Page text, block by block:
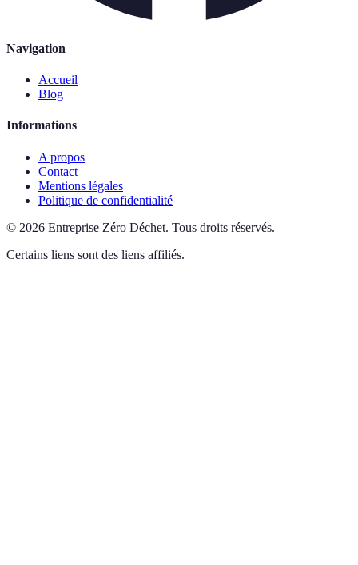
Navigation
Accueil
Blog
Informations
A propos
Contact
Mentions légales
Politique de confidentialité
© 2026 Entreprise Zéro Déchet. Tous droits réservés.
Certains liens sont des liens affiliés.